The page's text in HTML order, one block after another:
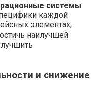
системы
каждой
элементах,
наилучшей
и снижение